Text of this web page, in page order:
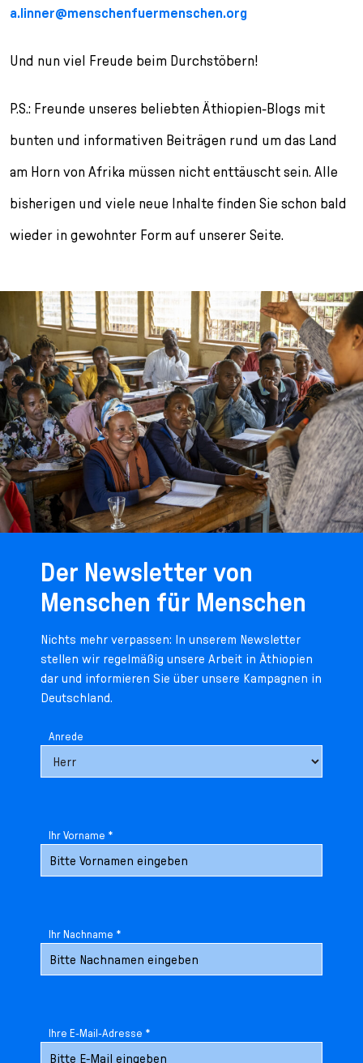
a.linner@menschenfuermenschen.org
Und nun viel Freude beim Durchstöbern!
P.S.: Freunde unseres beliebten Äthiopien-Blogs mit
bunten und informativen Beiträgen rund um das Land
am Horn von Afrika müssen nicht enttäuscht sein. Alle
bisherigen und viele neue Inhalte finden Sie schon bald
wieder in gewohnter Form auf unserer Seite.
Der Newsletter von
Menschen für Menschen
Nichts mehr verpassen: In unserem Newsletter
stellen wir regelmäßig unsere Arbeit in Äthiopien
dar und informieren Sie über unsere Kampagnen in
Deutschland.
Anrede
Ihr Vorname *
Ihr Nachname *
Ihre E-Mail-Adresse *